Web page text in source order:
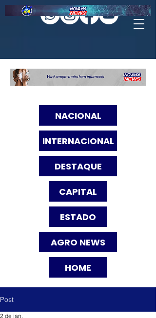
NACIONAL
INTERNACIONAL
DESTAQUE
CAPITAL
ESTADO
AGRO NEWS
HOME
Post
2 de jan.